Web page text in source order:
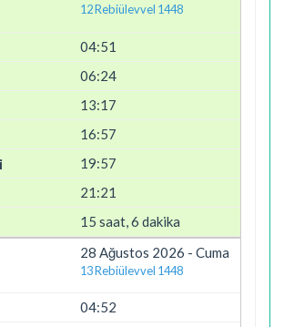
12 Rebiülevvel 1448
04:51
06:24
13:17
16:57
19:57
21:21
15 saat, 6 dakika
28 Ağustos 2026 - Cuma
13 Rebiülevvel 1448
04:52